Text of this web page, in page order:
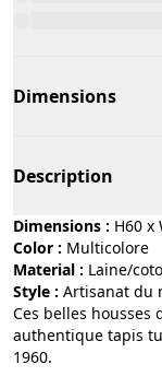
Dimensions
Description
Dimensions : H60 x
Color :
multicolore
Material :
laine/
Style :
artisanat du
Ces belles housses
authentique tapis
1960.